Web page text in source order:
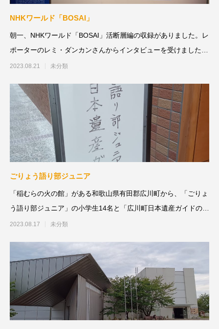
NHKワールド「BOSAI」
朝一、NHKワールド「BOSAI」活断層編の収録がありました。レ
ポーターのレミ・ダンカンさんからインタビューを受けました。
&nbsp
2023.08.21 未分類
ごりょう語り部ジュニア
「稲むらの火の館」がある和歌山県有田郡広川町から、「ごりょ
う語り部ジュニア」の小学生14名と「広川町日本遺産ガイドの
会」の大人11名様が来て
2023.08.17 未分類